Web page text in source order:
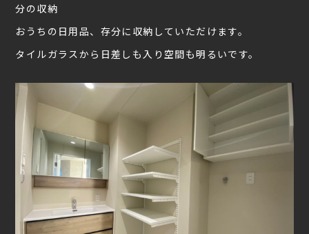
分の収納
おうちの日用品、存分に収納していただけます。
タイルガラスから日差しも入り空間も明るいです。